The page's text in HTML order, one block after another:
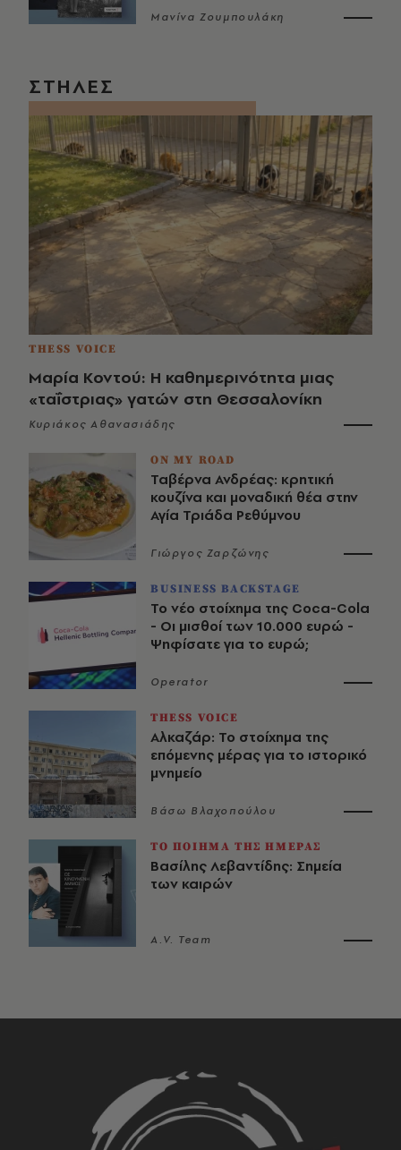
Μανίνα Ζουμπουλάκη
ΣΤΗΛΕΣ
THESS VOICE
Μαρία Κοντού: Η καθημερινότητα μιας
«ταΐστριας» γατών στη Θεσσαλονίκη
Κυριάκος Αθανασιάδης
ON MY ROAD
Ταβέρνα Ανδρέας: κρητική
κουζίνα και μοναδική θέα στην
Αγία Τριάδα Ρεθύμνου
Γιώργος Ζαρζώνης
BUSINESS BACKSTAGE
Το νέο στοίχημα της Coca-Cola
- Οι μισθοί των 10.000 ευρώ -
Ψηφίσατε για το ευρώ;
Operator
THESS VOICE
Αλκαζάρ: Το στοίχημα της
επόμενης μέρας για το ιστορικό
μνημείο
Βάσω Βλαχοπούλου
ΤΟ ΠΟΙΗΜΑ ΤΗΣ ΗΜΕΡΑΣ
Βασίλης Λεβαντίδης: Σημεία
των καιρών
A.V. Team